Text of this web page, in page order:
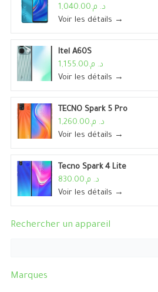
د. م.1,040.00
Voir les détails →
Itel A60S
د. م.1,155.00
Voir les détails →
TECNO Spark 5 Pro
د. م.1,260.00
Voir les détails →
Tecno Spark 4 Lite
د. م.830.00
Voir les détails →
Rechercher un appareil
Marques